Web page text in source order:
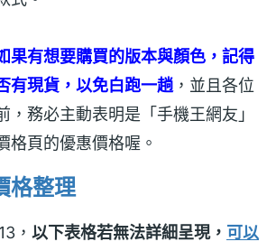
果有想要購買的版本與顏色，記得
有現貨，以免白跑一趟 ，並且各位
，務必主動表明是「手機王網友」
格頁的優惠價格喔。
格整理
， 以下表格若無法詳細呈現， 可以